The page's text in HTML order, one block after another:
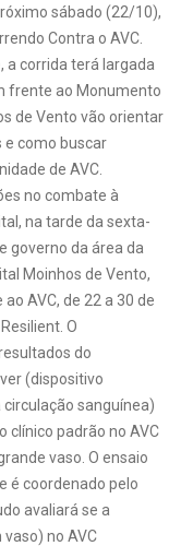
sábado (22/10),
Contra o AVC.
a corrida terá largada
frente ao Monumento
de Vento vão orientar
como buscar
de AVC.
no combate à
na tarde da sexta-
governo da área da
Moinhos de Vento,
AVC, de 22 a 30 de
O
do
(dispositivo
sanguínea)
padrão no AVC
vaso. O ensaio
é coordenado pelo
avaliará se a
no AVC